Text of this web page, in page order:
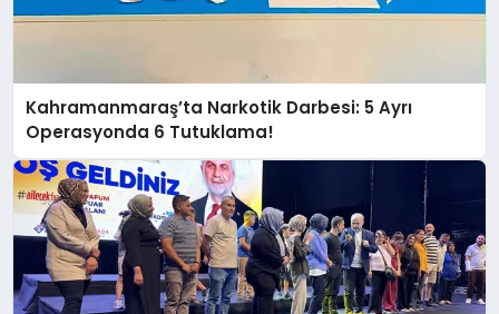
Kahramanmaraş’ta Narkotik Darbesi: 5 Ayrı
Operasyonda 6 Tutuklama!